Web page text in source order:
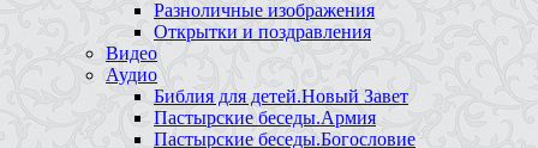
Разноличные изображения
Открытки и поздравления
Видео
Аудио
Библия для детей.Новый Завет
Пастырские беседы.Армия
Пастырские беседы.Богословие